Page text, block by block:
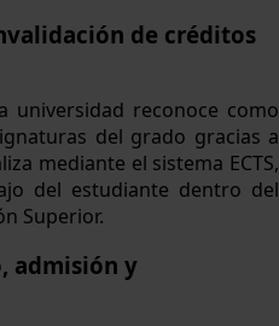
de créditos
universidad reconoce como
del grado gracias a
mediante el sistema ECTS,
del estudiante dentro del
Superior.
admisión y